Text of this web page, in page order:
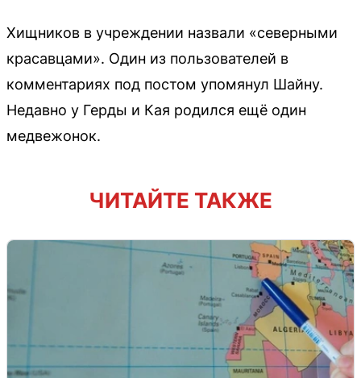
Хищников в учреждении назвали «северными
красавцами». Один из пользователей в
комментариях под постом упомянул Шайну.
Недавно у Герды и Кая родился ещё один
медвежонок.
ЧИТАЙТЕ ТАКЖЕ